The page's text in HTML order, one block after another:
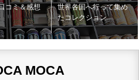
コミ＆感想
世界各国へ行って集め
たコレクション
MOCA